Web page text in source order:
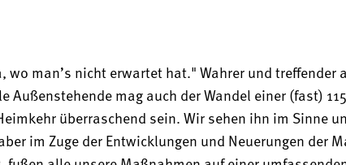
UMFRAGE
Die Heimkehr in der
Marktforschung
manʼs nicht erwartet hat." Wahrer und treffender
Außenstehende mag auch der Wandel einer (fast)
überraschend sein. Wir sehen ihn im Sinne
im Zuge der Entwicklungen und Neuerungen der